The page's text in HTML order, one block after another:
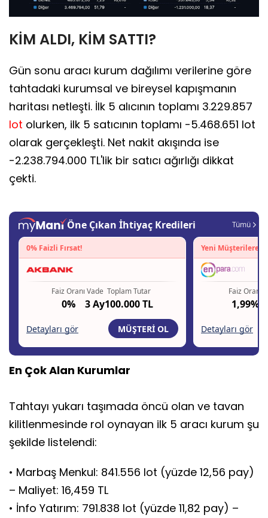
KİM ALDI, KİM SATTI?
Gün sonu aracı kurum dağılımı verilerine göre
tahtadaki kurumsal ve bireysel kapışmanın
haritası netleşti. İlk 5 alıcının toplamı 3.229.857
lot olurken, ilk 5 satıcının toplamı -5.468.651 lot
olarak gerçekleşti. Net nakit akışında ise
-2.238.794.000 TL'lik bir satıcı ağırlığı dikkat
çekti.
En Çok Alan Kurumlar
Tahtayı yukarı taşımada öncü olan ve tavan
kilitlenmesinde rol oynayan ilk 5 aracı kurum şu
şekilde listelendi:
• Marbaş Menkul: 841.556 lot (yüzde 12,56 pay)
– Maliyet: 16,459 TL
• İnfo Yatırım: 791.838 lot (yüzde 11,82 pay) –